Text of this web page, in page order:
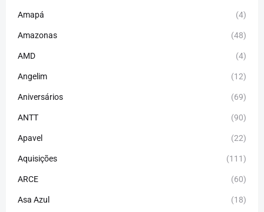
Amapá (4)
Amazonas (48)
AMD (4)
Angelim (12)
Aniversários (69)
ANTT (90)
Apavel (22)
Aquisições (111)
ARCE (60)
Asa Azul (18)